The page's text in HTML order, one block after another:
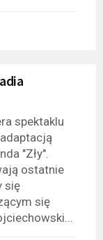
spektaklu
"Zły".
ostatnie
się
się